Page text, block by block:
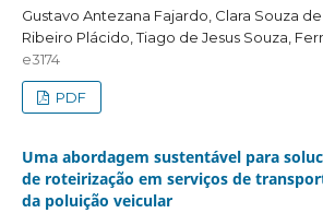
Gustavo Antezana Fajardo, Clara Souza
Ribeiro Plácido, Tiago de Jesus Souza,
e3174
PDF
Uma abordagem sustentável para
de roteirização em serviços de
da poluição veicular